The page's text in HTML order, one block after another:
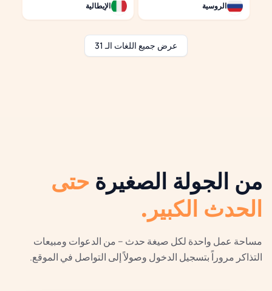
الروسية الإيطالية
عرض جميع اللغات الـ 31
من الجولة الصغيرة حتى
الحدث الكبير.
مساحة عمل واحدة لكل صيغة حدث – من الدعوات ومبيعات
التذاكر مروراً بتسجيل الدخول وصولاً إلى التواصل في الموقع.